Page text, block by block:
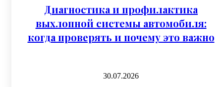
Диагностика и профилактика
выхлопной системы автомобиля:
когда проверять и почему это важно
30.07.2026